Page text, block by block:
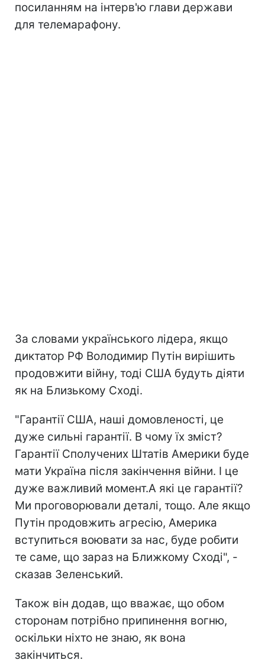
посиланням на інтерв'ю глави держави
для телемарафону.
За словами українського лідера, якщо
диктатор РФ Володимир Путін вирішить
продовжити війну, тоді США будуть діяти
як на Близькому Сході.
"Гарантії США, наші домовленості, це
дуже сильні гарантії. В чому їх зміст?
Гарантії Сполучених Штатів Америки буде
мати Україна після закінчення війни. І це
дуже важливий момент.А які це гарантії?
Ми проговорювали деталі, тощо. Але якщо
Путін продовжить агресію, Америка
вступиться воювати за нас, буде робити
те саме, що зараз на Ближкому Сході", -
сказав Зеленський.
Також він додав, що вважає, що обом
сторонам потрібно припинення вогню,
оскільки ніхто не знаю, як вона
закінчиться.